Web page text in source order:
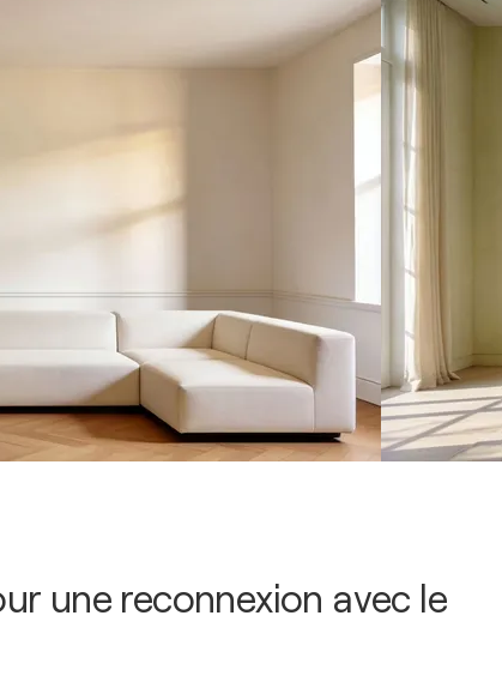
une reconnexion avec le